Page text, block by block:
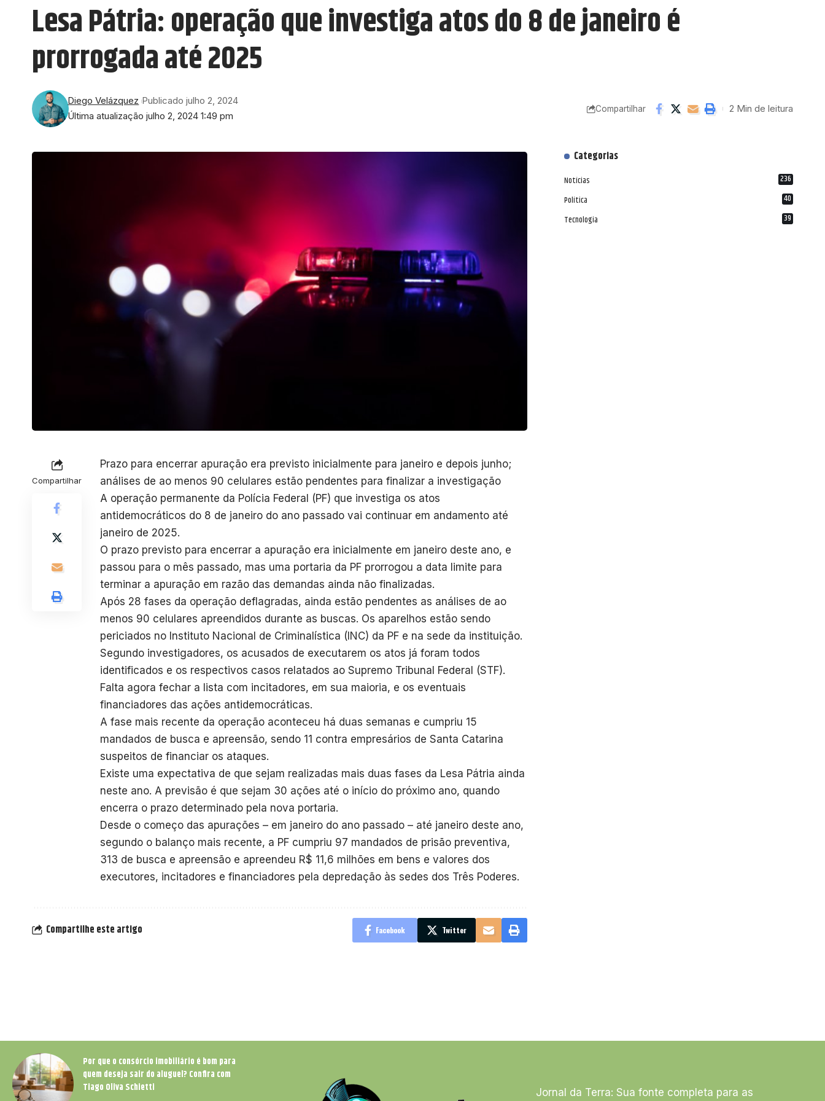
Lesa Pátria: operação que investiga atos do 8 de janeiro é
prorrogada até 2025
Última atualização julho 2, 2024 1:49 pm
Diego Velázquez Publicado julho 2, 2024
Compartilhar 2 Min de leitura
Compartilhar
Prazo para encerrar apuração era previsto inicialmente para janeiro e depois junho;
análises de ao menos 90 celulares estão pendentes para finalizar a investigação
A operação permanente da Polícia Federal (PF) que investiga os atos
antidemocráticos do 8 de janeiro do ano passado vai continuar em andamento até
janeiro de 2025.
O prazo previsto para encerrar a apuração era inicialmente em janeiro deste ano, e
passou para o mês passado, mas uma portaria da PF prorrogou a data limite para
terminar a apuração em razão das demandas ainda não finalizadas.
Após 28 fases da operação deflagradas, ainda estão pendentes as análises de ao
menos 90 celulares apreendidos durante as buscas. Os aparelhos estão sendo
periciados no Instituto Nacional de Criminalística (INC) da PF e na sede da instituição.
Segundo investigadores, os acusados de executarem os atos já foram todos
identificados e os respectivos casos relatados ao Supremo Tribunal Federal (STF).
Falta agora fechar a lista com incitadores, em sua maioria, e os eventuais
financiadores das ações antidemocráticas.
A fase mais recente da operação aconteceu há duas semanas e cumpriu 15
mandados de busca e apreensão, sendo 11 contra empresários de Santa Catarina
suspeitos de financiar os ataques.
Existe uma expectativa de que sejam realizadas mais duas fases da Lesa Pátria ainda
neste ano. A previsão é que sejam 30 ações até o início do próximo ano, quando
encerra o prazo determinado pela nova portaria.
Desde o começo das apurações – em janeiro do ano passado – até janeiro deste ano,
segundo o balanço mais recente, a PF cumpriu 97 mandados de prisão preventiva,
313 de busca e apreensão e apreendeu R$ 11,6 milhões em bens e valores dos
executores, incitadores e financiadores pela depredação às sedes dos Três Poderes.
Compartilhe este artigo Facebook Twitter
Categorias
Notícias 236
Política 40
Tecnologia 39
Por que o consórcio imobiliário é bom para
quem deseja sair do aluguel? Confira com
Tiago Oliva Schietti
Jornal da Terra: Sua fonte completa para as